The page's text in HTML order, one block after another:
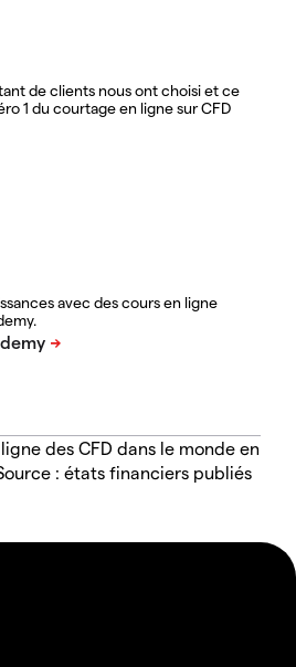
de clients nous ont choisi et ce
1 du courtage en ligne sur CFD
avec des cours en ligne
des CFD dans le monde en
: états financiers publiés